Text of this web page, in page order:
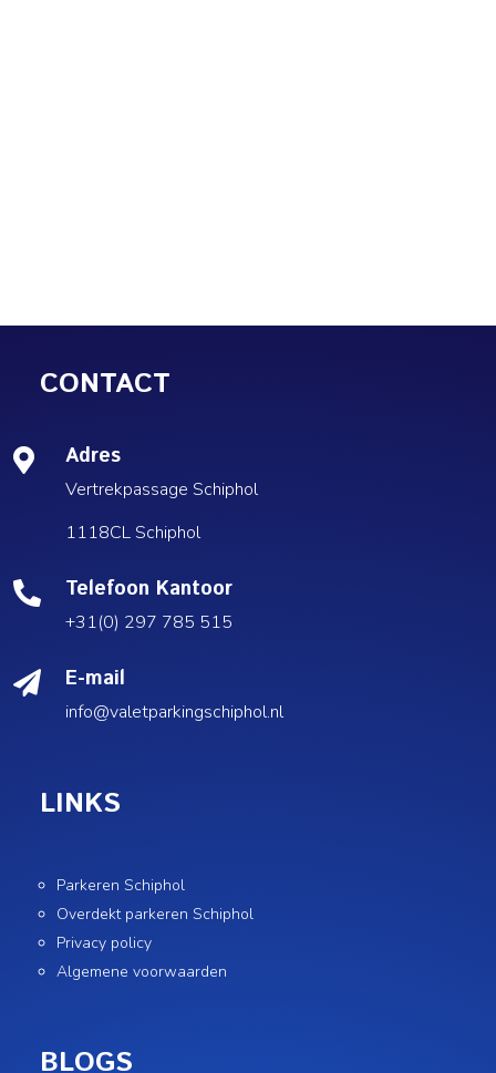
CONTACT
 Adres
Vertrekpassage Schiphol
1118CL Schiphol
 Telefoon Kantoor
+31(0) 297 785 515
 E-mail
info@valetparkingschiphol.nl
LINKS
Parkeren Schiphol
Overdekt parkeren Schiphol
Privacy policy
Algemene voorwaarden
BLOGS